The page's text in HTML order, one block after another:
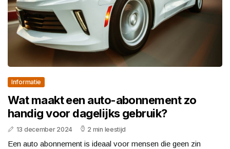
Informatie
Wat maakt een auto-abonnement zo
handig voor dagelijks gebruik?
13 december 2024 2 min leestijd
Een auto abonnement is ideaal voor mensen die geen zin